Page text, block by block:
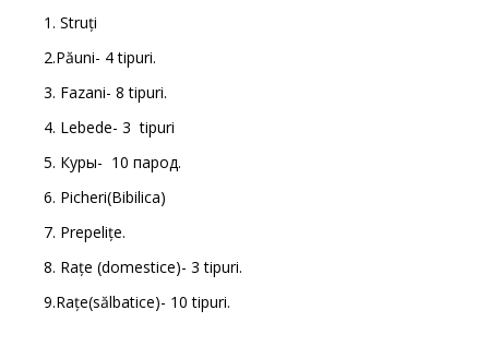
1. Struți
2.Păuni- 4 tipuri.
3. Fazani- 8 tipuri.
4. Lebede- 3 tipuri
5. Куры- 10 парод.
6. Picheri(Bibilica)
7. Prepelițe.
8. Rațe (domestice)- 3 tipuri.
9.Rațe(sălbatice)- 10 tipuri.